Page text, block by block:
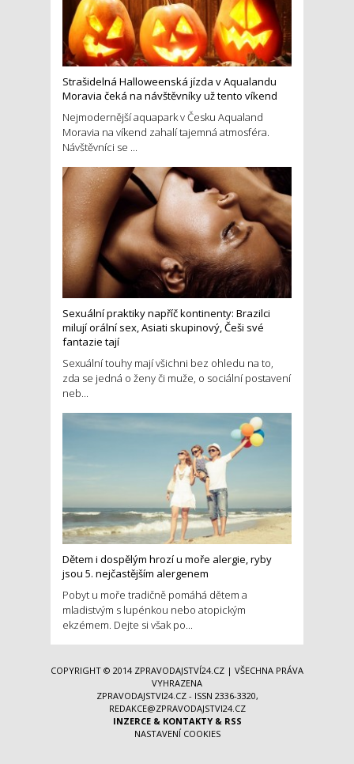
Strašidelná Halloweenská jízda v Aqualandu
Moravia čeká na návštěvníky už tento víkend
Nejmodernější aquapark v Česku Aqualand
Moravia na víkend zahalí tajemná atmosféra.
Návštěvníci se ...
Sexuální praktiky napříč kontinenty: Brazilci
milují orální sex, Asiati skupinový, Češi své
fantazie tají
Sexuální touhy mají všichni bez ohledu na to,
zda se jedná o ženy či muže, o sociální postavení
neb...
Dětem i dospělým hrozí u moře alergie, ryby
jsou 5. nejčastějším alergenem
Pobyt u moře tradičně pomáhá dětem a
mladistvým s lupénkou nebo atopickým
ekzémem. Dejte si však po...
COPYRIGHT © 2014 ZPRAVODAJSTVÍ24.CZ | VŠECHNA PRÁVA
VYHRAZENA
ZPRAVODAJSTVI24.CZ - ISSN 2336-3320,
REDAKCE@ZPRAVODAJSTVI24.CZ
INZERCE& KONTAKTY& RSS
NASTAVENÍ COOKIES